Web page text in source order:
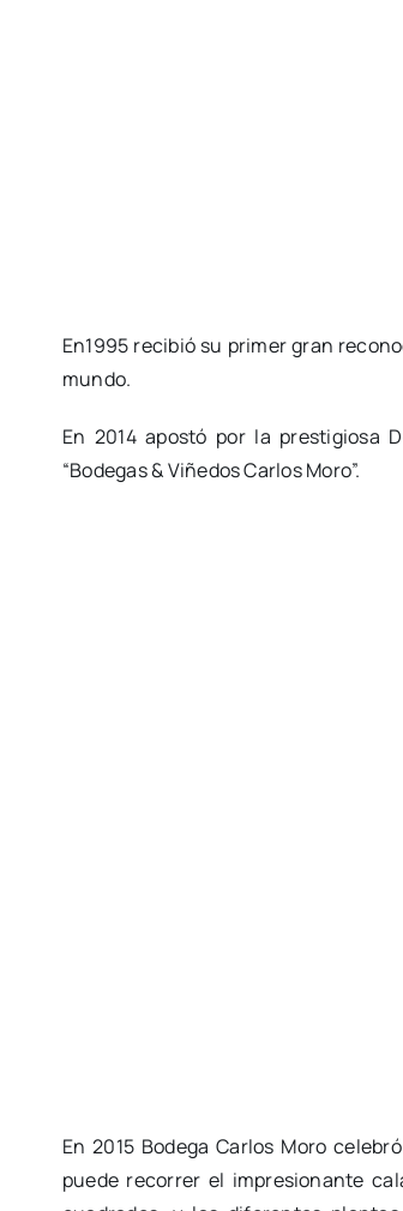
En1995 recibió su primer gran
mundo.
En 2014 apostó por la prestigiosa
“Bodegas & Viñedos Carlos Moro”.
En 2015 Bodega Carlos Moro
puede recorrer el impresionante